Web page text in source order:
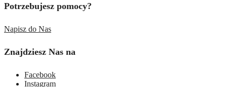
Potrzebujesz pomocy?
Napisz do Nas
Znajdziesz Nas na
Facebook
Instagram